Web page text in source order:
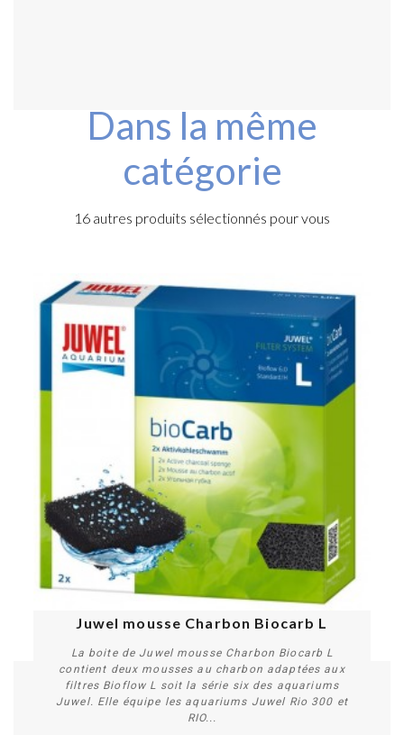
Dans la même
catégorie
16 autres produits sélectionnés pour vous
Juwel mousse Charbon Biocarb L
La boite de Juwel mousse Charbon Biocarb L
contient deux mousses au charbon adaptées aux
filtres Bioflow L soit la série six des aquariums
Juwel. Elle équipe les aquariums Juwel Rio 300 et
RIO...